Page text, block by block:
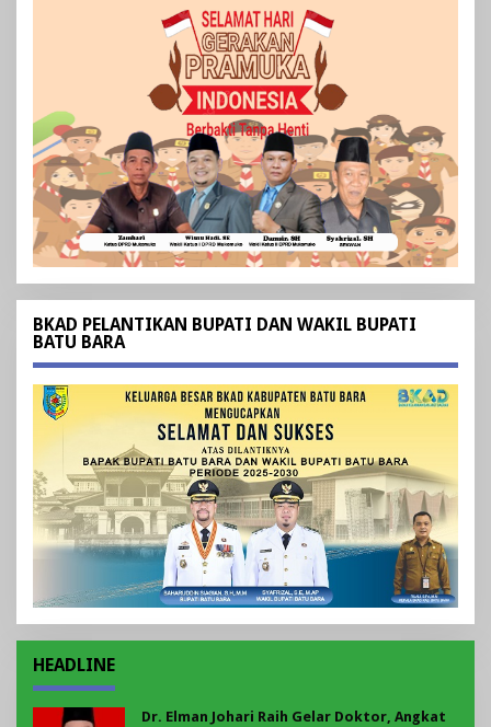
BKAD PELANTIKAN BUPATI DAN WAKIL BUPATI
BATU BARA
HEADLINE
Dr. Elman Johari Raih Gelar Doktor, Angkat